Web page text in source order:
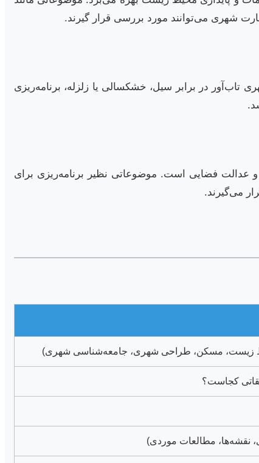
شهری می‌توانند مورد بررسی قرار گیرند.
در برابر سیل، خشکسالی یا زلزله، برنامه‌ریزی
عدالت فضایی است. موضوعاتی نظیر برنامه‌ریزی برای
می‌گیرند.
زیست، مسکن، طراحی شهری، جامعه‌شناسی شهری)
کجاست؟
نقشه‌ها، مطالعات موردی)